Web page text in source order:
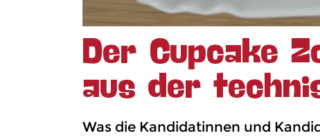
Der Cupcake
aus der
Was die Kandidatinnen und